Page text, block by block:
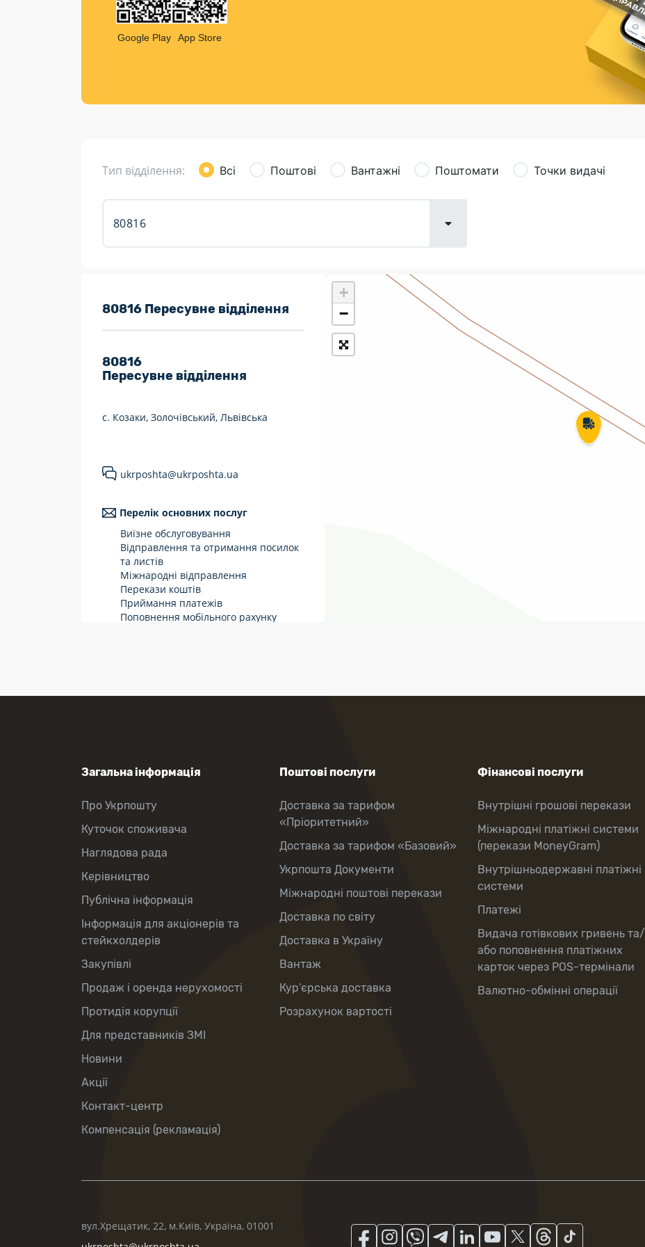
Листи та листівки
Кур’єрська доставка
Google Play App Store
Тип відділення: Всі Поштові Вантажні Поштомати Точки видачі
7 днів на тиждень
Працюють після 19:00
Працюють у вихідні
Поштові послуги:
Укрпошта Експрес/тариф
Укрпошта Стандарт/тариф «Базовий»
80816 Пересувне відділення
80816
Пересувне відділення
с. Козаки, Золочівський, Львівська
ukrposhta@ukrposhta.ua
Перелік основних послуг
Виїзне обслуговування
Відправлення та отримання посилок
та листів
Міжнародні відправлення
Перекази коштів
Приймання платежів
Поповнення мобільного рахунку
+
−
Загальна інформація
Про Укрпошту
Куточок споживача
Наглядова рада
Керівництво
Публічна інформація
Інформація для акціонерів та
стейкхолдерів
Закупівлі
Продаж і оренда нерухомості
Протидія корупції
Для представників ЗМІ
Новини
Акції
Контакт-центр
Компенсація (рекламація)
Поштові послуги
Доставка за тарифом
«Пріоритетний»
Доставка за тарифом «Базовий»
Укрпошта Документи
Міжнародні поштові перекази
Доставка по світу
Доставка в Україну
Вантаж
Кур’єрська доставка
Розрахунок вартості
Фінансові послуги
Внутрішні грошові перекази
Міжнародні платіжні системи
(перекази MoneyGram)
Внутрішньодержавні платіжні
системи
Платежі
Видача готівкових гривень та/
або поповнення платіжних
карток через POS-термінали
Валютно-обмінні операції
вул.Хрещатик, 22, м.Київ, Україна, 01001